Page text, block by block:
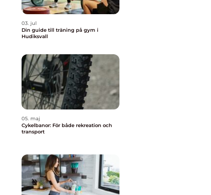
03. jul
Din guide till träning på gym i
Hudiksvall
05. maj
Cykelbanor: För både rekreation och
transport